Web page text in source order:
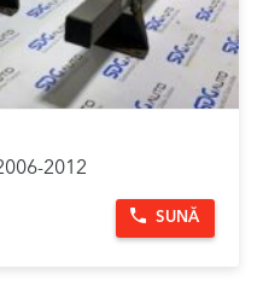
2012
SUNĂ